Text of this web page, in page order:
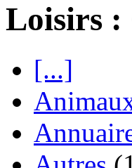
Loisirs :
[...]